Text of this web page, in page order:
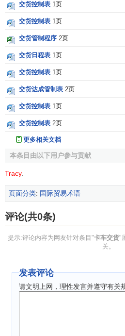
交货控制表 1页
交货控制表 1页
交货管制程序 2页
交货日程表 1页
交货控制表 1页
交货达成管制表 2页
交货控制表 1页
交货控制表 2页
更多相关文档
本条目由以下用户参与贡献
Tracy.
页面分类: 国际贸易术语
评论(共0条)
提示:评论内容为网友针对条目"卡车交货"
关。
发表评论
请文明上网，理性发言并遵守有关